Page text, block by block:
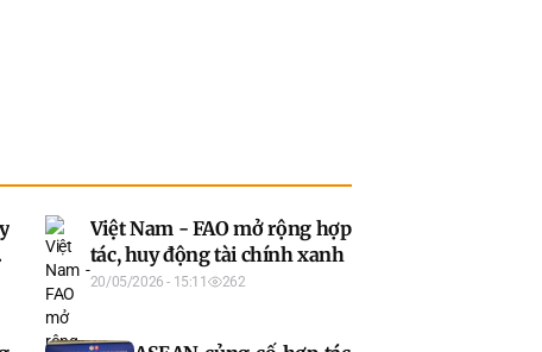
Việt Nam - FAO mở rộng hợp
tác, huy động tài chính xanh
20/05/2026 - 15:11 262